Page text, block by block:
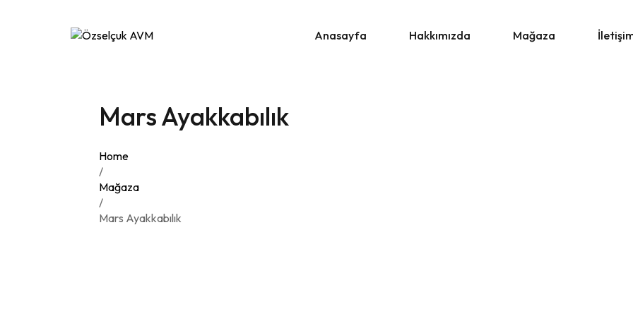
Anasayfa Hakkımızda Mağaza
Mars Ayakkabılık
Home
/
Mağaza
/
Mars Ayakkabılık